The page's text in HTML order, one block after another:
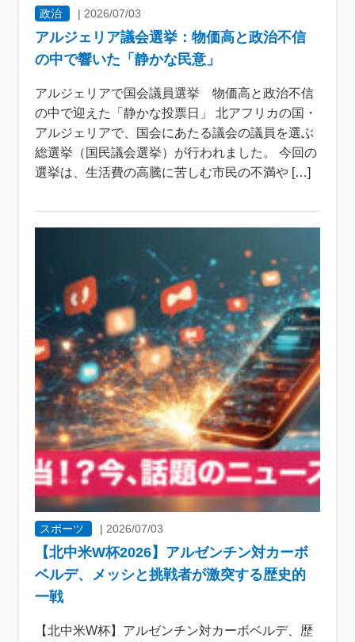
政治 | 2026/07/03
アルジェリア議会選挙：物価高と政治不信
の中で響いた「静かな民意」
アルジェリアで国会議員選挙 物価高と政治不信
の中で迎えた「静かな投票日」 北アフリカの国・
アルジェリアで、国会にあたる議会の議員を選ぶ
総選挙（国民議会選挙）が行われました。 今回の
選挙は、生活費の高騰に苦しむ市民の不満や […]
スポーツ | 2026/07/03
【北中米W杯2026】アルゼンチン対カーボ
ベルデ、メッシと挑戦者が激突する歴史的
一戦
【北中米W杯】アルゼンチン対カーボベルデ、歴